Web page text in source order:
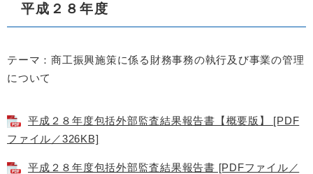
平成２８年度
テーマ：商工振興施策に係る財務事務の執行及び事業の管理
について
平成２８年度包括外部監査結果報告書【概要版】 [PDF
ファイル／326KB]
平成２８年度包括外部監査結果報告書 [PDFファイル／